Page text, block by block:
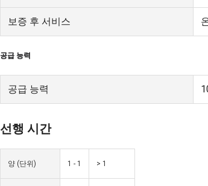
보증 후 서비스
공급 능력
공급 능력
선행 시간
양 (단위) 1 - 1 > 1